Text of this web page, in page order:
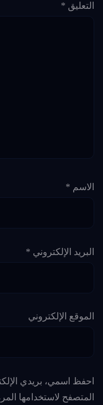
التعليق *
الاسم *
البريد الإلكتروني *
الموقع الإلكتروني
احفظ اسمي، بريدي
المتصفح لاستخدامها